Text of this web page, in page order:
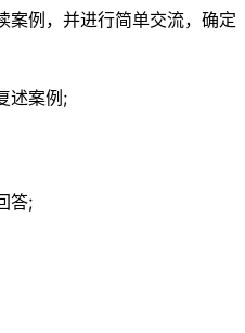
例，并进行简单交流，确定
述案例;
答;